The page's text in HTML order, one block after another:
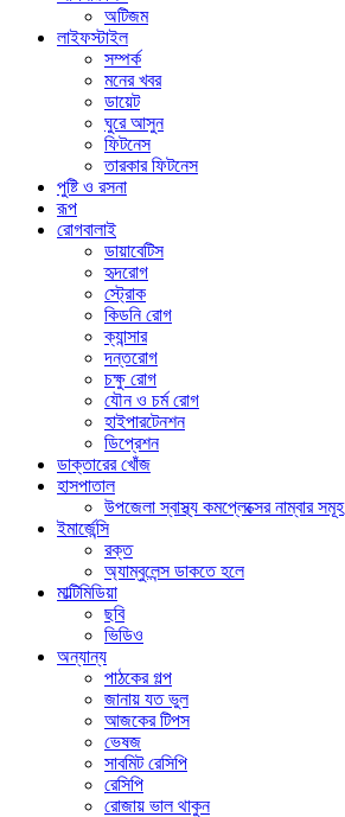
অটিজম
লাইফস্টাইল
সম্পর্ক
মনের খবর
ডায়েট
ঘুরে আসুন
ফিটনেস
তারকার ফিটনেস
পুষ্টি ও রসনা
রূপ
রোগবালাই
ডায়াবেটিস
হৃদরোগ
স্ট্রোক
কিডনি রোগ
ক্যান্সার
দন্তরোগ
চক্ষু রোগ
যৌন ও চর্ম রোগ
হাইপারটেনশন
ডিপ্রেশন
ডাক্তারের খোঁজ
হাসপাতাল
উপজেলা স্বাস্থ্য কমপ্লেক্সের নাম্বার সমূহ
ইমার্জেন্সি
রক্ত
অ্যাম্বুলেন্স ডাকতে হলে
মাল্টিমিডিয়া
ছবি
ভিডিও
অন্যান্য
পাঠকের গল্প
জানায় যত ভুল
আজকের টিপস
ভেষজ
সাবমিট রেসিপি
রেসিপি
রোজায় ভাল থাকুন